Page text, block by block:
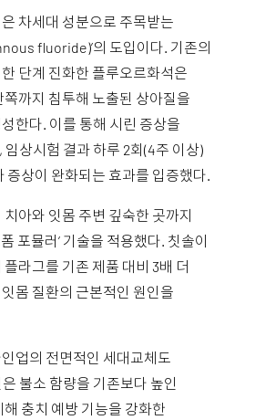
차세대 성분으로 주목받는
fluoride)’의 도입이다. 기존의
단계 진화한 플루오르화석은
까지 침투해 노출된 상아질을
한다. 이를 통해 시린 증상을
상시험 결과 하루 2회(4주 이상)
증상이 완화되는 효과를 입증했다.
아와 잇몸 주변 깊숙한 곳까지
포뮬러’ 기술을 적용했다. 칫솔이
라그를 기존 제품 대비 3배 더
몸 질환의 근본적인 원인을
업의 전면적인 세대교체도
불소 함량을 기존보다 높인
충치 예방 기능을 강화한